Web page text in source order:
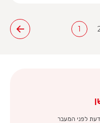
1
לפני המעבר